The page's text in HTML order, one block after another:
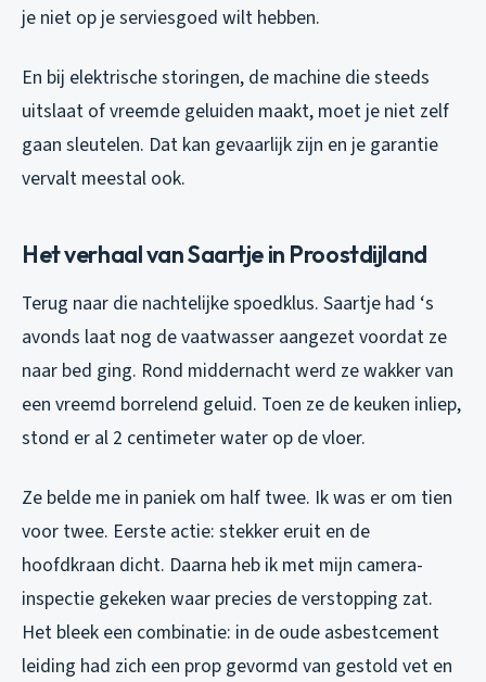
je niet op je serviesgoed wilt hebben.
En bij elektrische storingen, de machine die steeds
uitslaat of vreemde geluiden maakt, moet je niet zelf
gaan sleutelen. Dat kan gevaarlijk zijn en je garantie
vervalt meestal ook.
Het verhaal van Saartje in Proostdijland
Terug naar die nachtelijke spoedklus. Saartje had ‘s
avonds laat nog de vaatwasser aangezet voordat ze
naar bed ging. Rond middernacht werd ze wakker van
een vreemd borrelend geluid. Toen ze de keuken inliep,
stond er al 2 centimeter water op de vloer.
Ze belde me in paniek om half twee. Ik was er om tien
voor twee. Eerste actie: stekker eruit en de
hoofdkraan dicht. Daarna heb ik met mijn camera-
inspectie gekeken waar precies de verstopping zat.
Het bleek een combinatie: in de oude asbestcement
leiding had zich een prop gevormd van gestold vet en